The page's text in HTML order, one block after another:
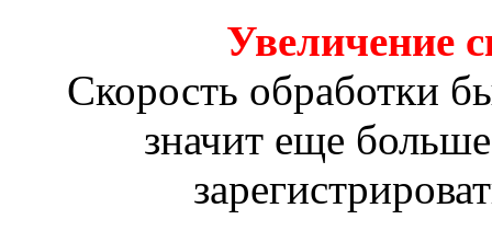
Увеличение
Скорость обработки
значит еще